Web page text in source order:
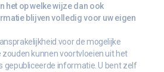
het op welke wijze dan ook
blijven volledig voor uw eigen
voor de mogelijke
zouden kunnen voortvloeien uit het
gepubliceerde informatie. U bent zelf